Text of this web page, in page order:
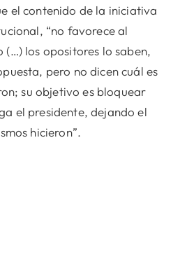
el contenido de la iniciativa
“no favorece al
los opositores lo saben,
pero no dicen cuál es
su objetivo es bloquear
el presidente, dejando el
hicieron”.